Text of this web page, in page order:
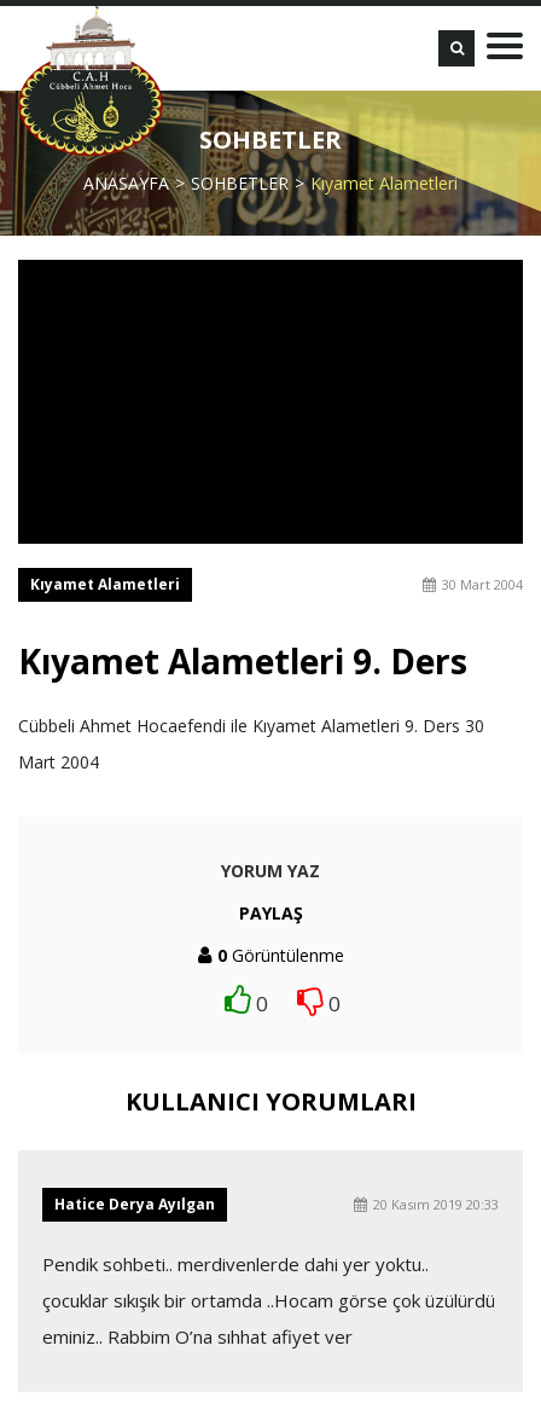
SOHBETLER
ANASAYFA SOHBETLER Kıyamet Alametleri
Kıyamet Alametleri 30 Mart 2004
Kıyamet Alametleri 9. Ders
Cübbeli Ahmet Hocaefendi ile Kıyamet Alametleri 9. Ders 30
Mart 2004
YORUM YAZ
PAYLAŞ
0Görüntülenme
0 0
KULLANICI YORUMLARI
Hatice Derya Ayılgan 20 Kasım 2019 20:33
Pendik sohbeti.. merdivenlerde dahi yer yoktu..
çocuklar sıkışık bir ortamda ..Hocam görse çok üzülürdü
eminiz.. Rabbim O’na sıhhat afiyet ver